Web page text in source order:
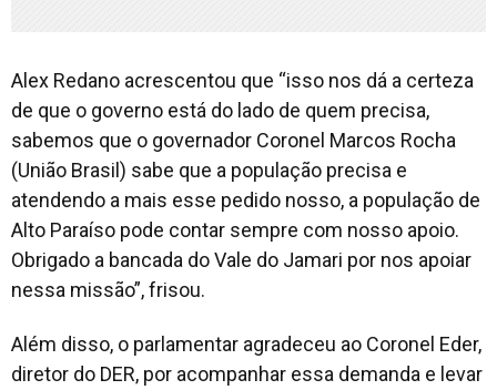
Alex Redano acrescentou que “isso nos dá a certeza
de que o governo está do lado de quem precisa,
sabemos que o governador Coronel Marcos Rocha
(União Brasil) sabe que a população precisa e
atendendo a mais esse pedido nosso, a população de
Alto Paraíso pode contar sempre com nosso apoio.
Obrigado a bancada do Vale do Jamari por nos apoiar
nessa missão”, frisou.
Além disso, o parlamentar agradeceu ao Coronel Eder,
diretor do DER, por acompanhar essa demanda e levar